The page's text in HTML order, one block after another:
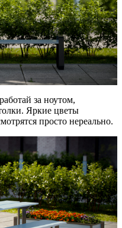
за ноутом,
Яркие цветы
просто нереально.